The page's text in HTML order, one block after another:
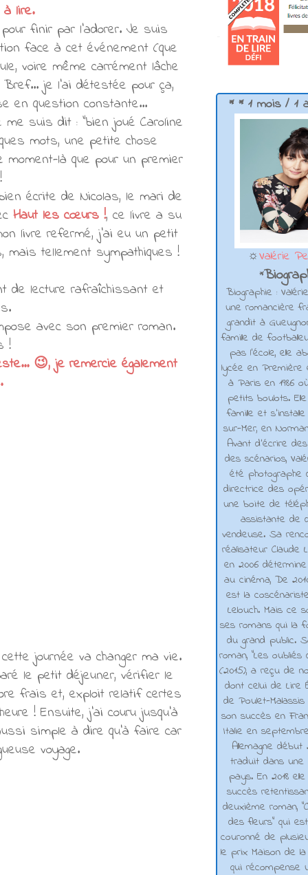
lire.
finir par l'adorer. Je suis
face à cet événement (que
voire même carrément lâche
je l'ai détestée pour ça,
en question constante...
suis dit : "bien joué Caroline
mots, une petite chose
là que pour un premier
écrite de Nicolas, le mari de
Haut les cœurs !, ce livre a su
livre refermé, j'ai eu un petit
tellement sympathiques !
de lecture rafraîchissant et
avec son premier roman.
!
😉, je remercie également
journée va changer ma vie.
le petit déjeuner, vérifier le
frais et, exploit relatif certes
! Ensuite, j'ai couru jusqu'à
simple à dire qu'à faire car
voyage.
* * 1 mois / 1
☼Valérie
*
Biographie :
une romancière
grandit à
famille de
pas l'école, elle
lycée en
à Paris en 1986
petits boulots.
famille et
sur-Mer, en
Avant d’écrire
des scénarios,
été photographe
directrice des
une boite de
assistante de
vendeuse. Sa
réalisateur Claude
en 2006
au cinéma, De
est la
Lelouch. Mais ce
ses romans qui la
du grand public.
roman, "Les oubliés
(2015), a reçu de
dont celui de Lire
de Poulet-
son succès en
Italie en
Allemagne début
traduit dans une
pays. En 2018
succès
deuxième roman,
des fleurs" qui
couronné de
le prix Maison de la
qui récompense